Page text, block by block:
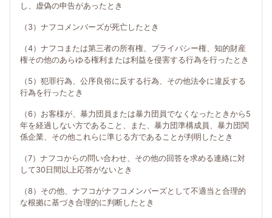
し、虚偽の申告があったとき
（3）ナフコメンバーズが死亡したとき
（4）ナフコまたは第三者の所有権、プライバシー権、知的財産
権その他のあらゆる権利または利益を侵害する行為を行ったとき
（5）犯罪行為、公序良俗に反する行為、その他法令に違反する
行為を行ったとき
（6）お客様が、暴力団員または暴力団員でなくなったときから5
年を経過しない方であること、また、暴力団準構成員、暴力団関
係企業、その他これらに準じる方であることが判明したとき
（7）ナフコからの問い合わせ、その他の回答を求める連絡に対
して30日間以上応答がないとき
（8）その他、ナフコがナフコメンバーズとして不適当と合理的
な根拠に基づき合理的に判断したとき